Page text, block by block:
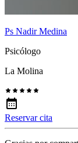
Ps Nadir Medina
Psicólogo
La Molina
Reservar cita